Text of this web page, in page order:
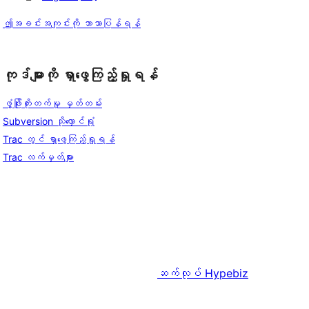
ဤအခင်းအကျင်းကို ဘာသာပြန်ရန်
ကုဒ်များကို ရှာဖွေကြည့်ရှုရန်
ဖွံ့ဖြိုးတိုးတက်မှု မှတ်တမ်း
Subversion သိုလှောင်ရုံ
Trac တွင် ရှာဖွေကြည့်ရှုရန်
Trac လက်မှတ်များ
ဆက်လုပ် Hypebiz